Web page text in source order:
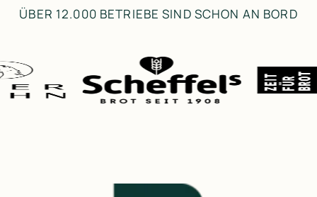
ÜBER 12.000 BETRIEBE SIND SCHON AN BORD